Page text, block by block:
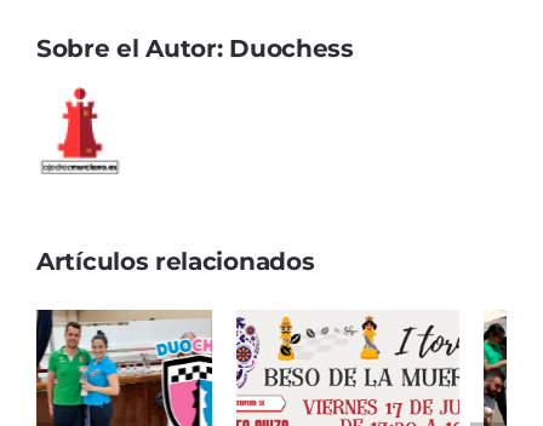
Sobre el Autor: Duochess
Artículos relacionados